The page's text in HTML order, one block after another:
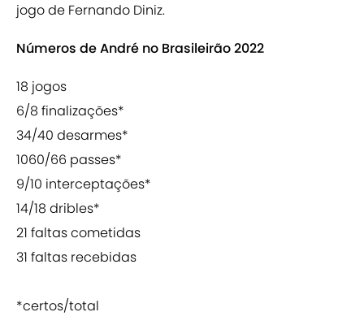
jogo de Fernando Diniz.
Números de André no Brasileirão 2022
18 jogos
6/8 finalizações*
34/40 desarmes*
1060/66 passes*
9/10 interceptações*
14/18 dribles*
21 faltas cometidas
31 faltas recebidas
*certos/total